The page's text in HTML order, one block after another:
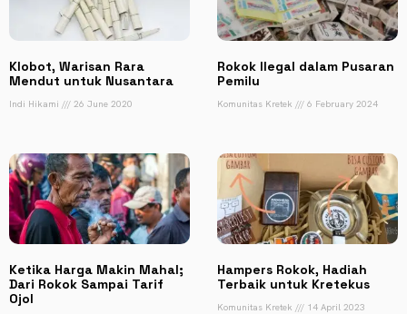
Klobot, Warisan Rara
Mendut untuk Nusantara
Indi Hikami 26 June 2020
Rokok Ilegal dalam Pusaran
Pemilu
Komunitas Kretek 6 February 2024
Ketika Harga Makin Mahal;
Dari Rokok Sampai Tarif
Ojol
Hampers Rokok, Hadiah
Terbaik untuk Kretekus
Komunitas Kretek 14 April 2023